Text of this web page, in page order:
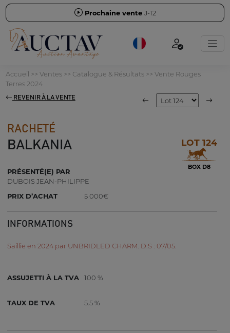
Prochaine vente J-12
Accueil >> Ventes>> Catalogue & Résultats>> Vente Rouges
Terres 2024
REVENIR À LA VENTE
RACHETÉ
BALKANIA LOT 124
BOX D8
PRÉSENTÉ(E) PAR
DUBOIS JEAN-PHILIPPE
PRIX D’ACHAT
5 000€
INFORMATIONS
Saillie en 2024 par UNBRIDLED CHARM. D.S : 07/05.
ASSUJETTI À LA TVA 100 %
TAUX DE TVA 5.5 %